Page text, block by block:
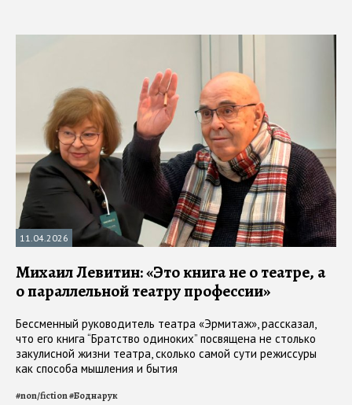
11.04.2026
Михаил Левитин: «Это книга не о театре, а
о параллельной театру профессии»
Бессменный руководитель театра «Эрмитаж», рассказал,
что его книга “Братство одиноких” посвящена не столько
закулисной жизни театра, сколько самой сути режиссуры
как способа мышления и бытия
#non/fiction#Боднарук